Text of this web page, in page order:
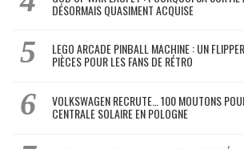
DÉSORMAIS QUASIMENT ACQUISE
LEGO ARCADE PINBALL MACHINE : UN
PIÈCES POUR LES FANS DE RÉTRO
VOLKSWAGEN RECRUTE… 100 MOUTONS
CENTRALE SOLAIRE EN POLOGNE